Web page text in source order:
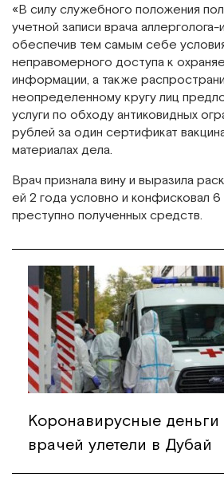
«В силу служебного положения
учетной записи врача аллерголога-
обеспечив тем самым себе
неправомерного доступа к
информации, а также
неопределенному кругу лиц
услуги по обходу антиковидных
рублей за один сертификат
материалах дела.
Врач признала вину и выразила
ей 2 года условно и конфисковал
преступно полученных средств.
Коронавирусные деньги
врачей улетели в Дубай